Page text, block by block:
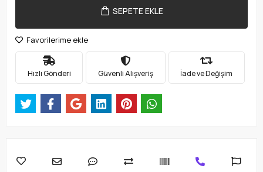
SEPETE EKLE
Favorilerime ekle
Hızlı Gönderi Güvenli Alışveriş İade ve Değişim